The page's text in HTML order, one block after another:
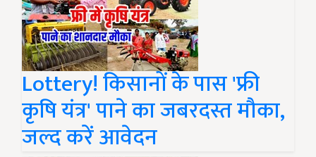
Lottery! किसानों के पास 'फ्री
कृषि यंत्र' पाने का जबरदस्त मौका,
जल्द करें आवेदन